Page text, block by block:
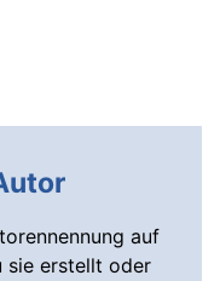
auf
sie erstellt oder